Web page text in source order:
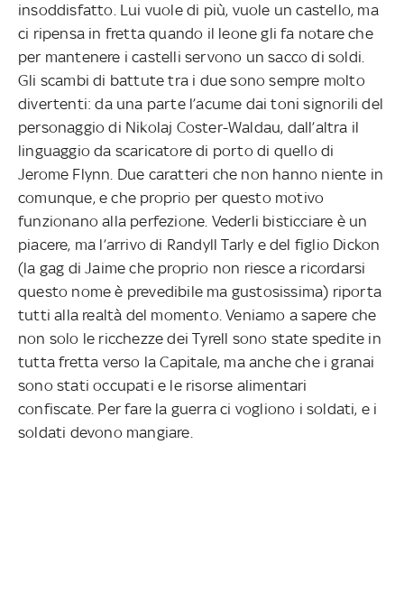
insoddisfatto. Lui vuole di più, vuole un castello, ma
ci ripensa in fretta quando il leone gli fa notare che
per mantenere i castelli servono un sacco di soldi.
Gli scambi di battute tra i due sono sempre molto
divertenti: da una parte l’acume dai toni signorili del
personaggio di Nikolaj Coster-Waldau, dall’altra il
linguaggio da scaricatore di porto di quello di
Jerome Flynn. Due caratteri che non hanno niente in
comunque, e che proprio per questo motivo
funzionano alla perfezione. Vederli bisticciare è un
piacere, ma l’arrivo di Randyll Tarly e del figlio Dickon
(la gag di Jaime che proprio non riesce a ricordarsi
questo nome è prevedibile ma gustosissima) riporta
tutti alla realtà del momento. Veniamo a sapere che
non solo le ricchezze dei Tyrell sono state spedite in
tutta fretta verso la Capitale, ma anche che i granai
sono stati occupati e le risorse alimentari
confiscate. Per fare la guerra ci vogliono i soldati, e i
soldati devono mangiare.